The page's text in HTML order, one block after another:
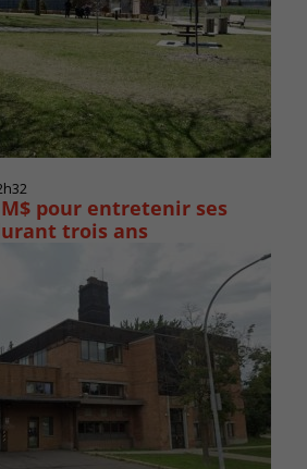
pour entretenir ses
trois ans